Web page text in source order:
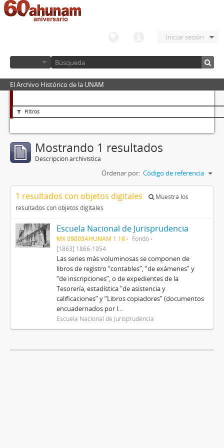
Iniciar sesión
El Archivo Histórico de la UNAM
Filtros
Mostrando 1 resultados
Descripción archivística
Ordenar por: Código de referencia
1 resultados con objetos digitales
Muestra los
resultados con objetos digitales
Escuela Nacional de Jurisprudencia
MX 09003AHUNAM 1.16
Fondo
[1863] 1866-1954
Las series más voluminosas se componen de
libros de registro “contables”, “de exámenes” y
“de inscripciones”, o de expedientes de la
Tesorería, estadística "de asistencia y
calificaciones” y “Libros copiadores” (documentos
encuadernados por l...
Escuela Nacional de Jurisprudencia